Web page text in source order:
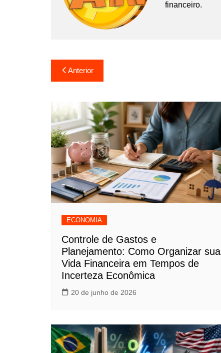
financeiro.
Navegação
de
Post
Anterior
ECONOMIA
Controle de Gastos e
Planejamento: Como Organizar sua
Vida Financeira em Tempos de
Incerteza Econômica
20 de junho de 2026